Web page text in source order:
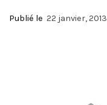
Publié le 22 janvier, 2013